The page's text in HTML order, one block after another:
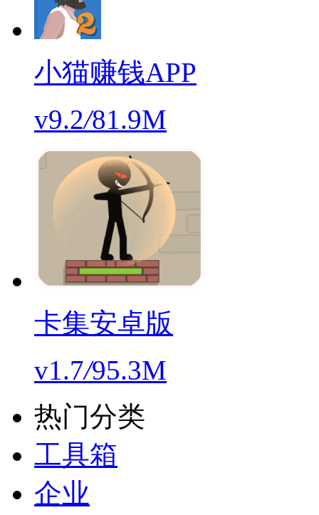
小猫赚钱APP
v9.2/81.9M
卡集安卓版
v1.7/95.3M
热门分类
工具箱
企业